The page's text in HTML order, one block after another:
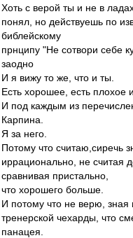
Хоть с верой ты и не в
понял, но действуешь по
библейскому
прнципу "Не сотвори себе
заодно
И я вижу то же, что и ты.
Есть хорошее, есть плохое
И под каждым из
Карпина.
Я за него.
Потому что считаю,сиречь
иррационально, не считая
сравнивая пристально,
что хорошего больше.
И потому что не верю,
тренерской чехарды, что
панацея.